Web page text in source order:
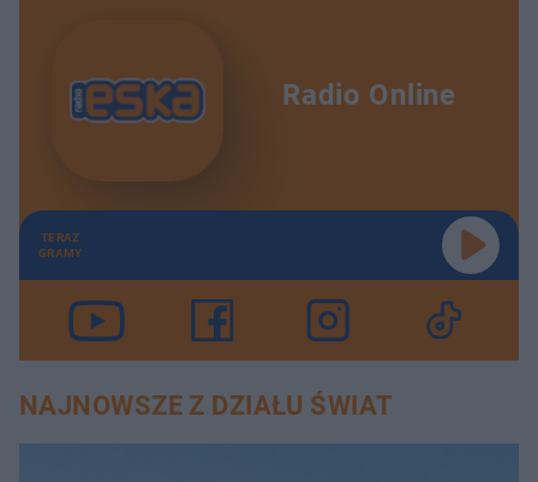
Radio Online
TERAZ
GRAMY
NAJNOWSZE Z DZIAŁU ŚWIAT